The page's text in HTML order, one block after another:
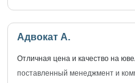
Адвокат А.
Отличная цена и качество на
поставленный менеджмент и